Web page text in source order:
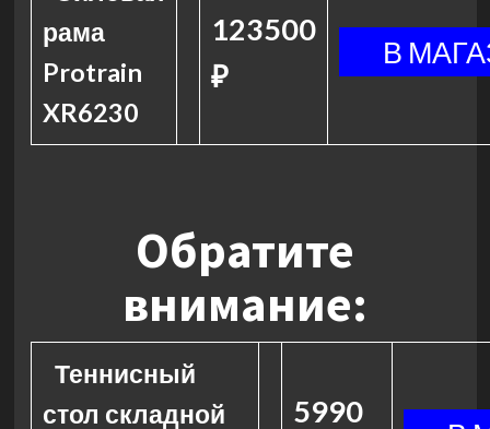
рама
Protrain
XR6230
123500
₽
Обратите
внимание:
Теннисный
стол складной
5990